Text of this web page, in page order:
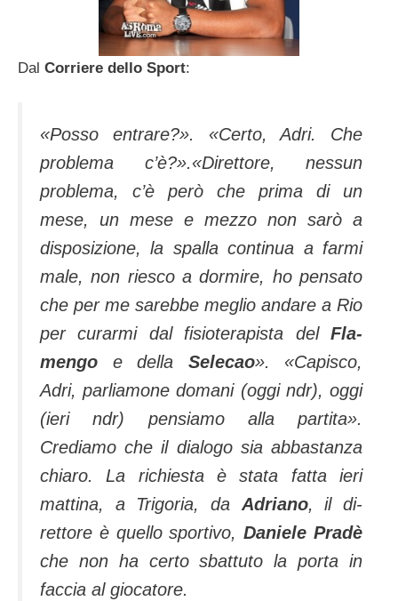
Dal Corriere dello Sport:
«Posso entrare?». «Certo, Adri. Che
problema c’è?».«Direttore, nessun
problema, c’è però che prima di un
mese, un mese e mezzo non sarò a
disposizione, la spalla con­tinua a farmi
male, non riesco a dormire, ho pensato
che per me sarebbe meglio andare a Rio
per curarmi dal fisioterapista del Fla­
mengo e della Selecao». «Capisco,
Adri, par­liamone domani (oggi ndr), og­gi
(ieri ndr) pensiamo alla par­tita».
Crediamo che il dialogo sia abbastanza
chiaro. La ri­chiesta è stata fatta ieri
matti­na, a Trigoria, da Adriano, il di­
rettore è quello sportivo, Da­niele Pradè
che non ha certo sbattuto la porta in
faccia al giocatore.